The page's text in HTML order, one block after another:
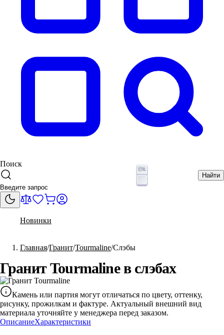
Поиск
Найти
Новинки
Главная Гранит Tourmaline Слэбы
Гранит Tourmaline в слэбах
Камень или партия могут отличаться по цвету, оттенку,
рисунку, прожилкам и фактуре. Актуальный внешний вид
материала уточняйте у менеджера перед заказом.
ОписаниеХарактеристики